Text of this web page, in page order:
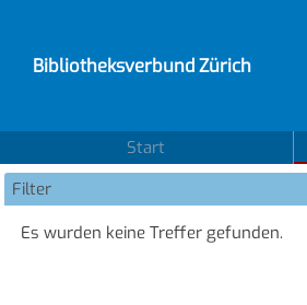
Bibliotheksverbund Zürich
Start
Filter
Es wurden keine Treffer gefunden.